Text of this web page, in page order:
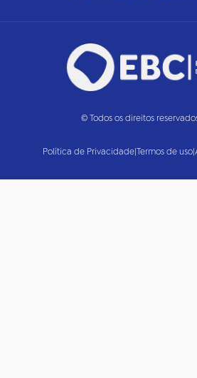
© Todos os direitos
Política de Privacidade|Termos de uso|